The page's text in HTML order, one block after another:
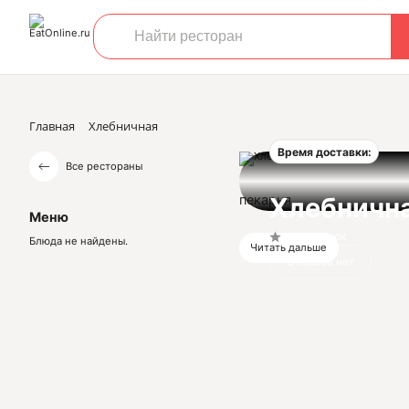
Главная Хлебничная
Все рестораны
Меню
Блюда не найдены.
Время доставки:
пекарня
Читать дальше